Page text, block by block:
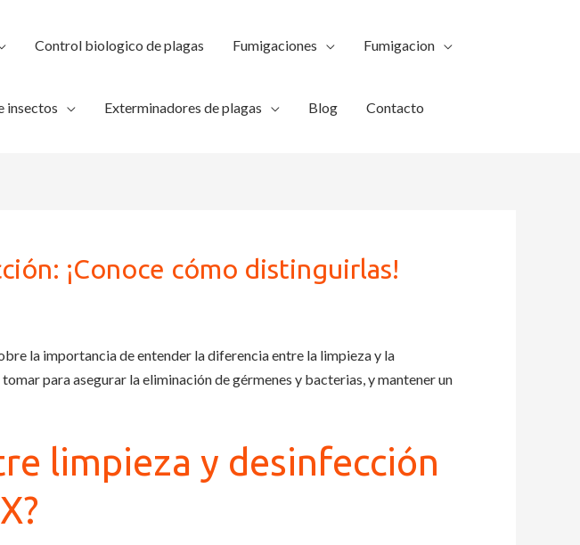
Control biologico de plagas Fumigaciones Fumigacion
insectos Exterminadores de plagas Blog Contacto
¡Conoce cómo distinguirlas!
la importancia de entender la diferencia entre la limpieza y la
para asegurar la eliminación de gérmenes y bacterias, y mantener un
limpieza y desinfección